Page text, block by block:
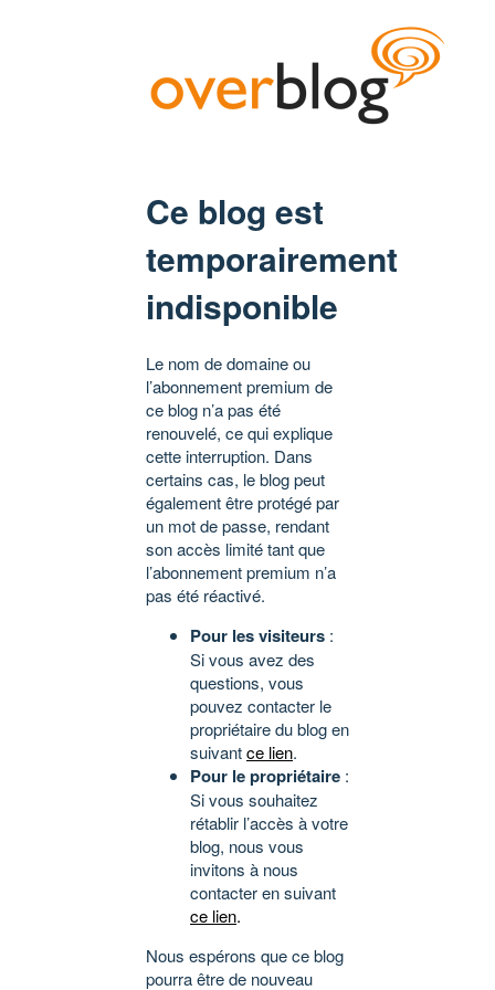
Ce blog est
temporairement
indisponible
Le nom de domaine ou
l’abonnement premium de
ce blog n’a pas été
renouvelé, ce qui explique
cette interruption. Dans
certains cas, le blog peut
également être protégé par
un mot de passe, rendant
son accès limité tant que
l’abonnement premium n’a
pas été réactivé.
Pour les visiteurs :
Si vous avez des
questions, vous
pouvez contacter le
propriétaire du blog en
suivantce lien.
Pour le propriétaire :
Si vous souhaitez
rétablir l’accès à votre
blog, nous vous
invitons à nous
contacter en suivant
ce lien.
Nous espérons que ce blog
pourra être de nouveau